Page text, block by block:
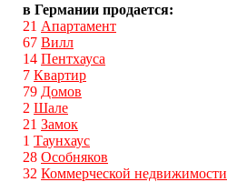
в Германии продается:
21 Апартамент
67 Вилл
14 Пентхауса
7 Квартир
79 Домов
2 Шале
21 Замок
1 Таунхаус
28 Особняков
32 Коммерческой недвижимости